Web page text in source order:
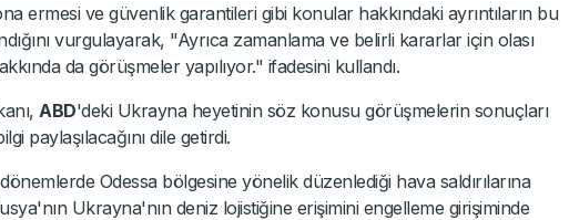
ermesi ve güvenlik garantileri gibi konular hakkındaki ayrıntıların bu
vurgulayarak, "Ayrıca zamanlama ve belirli kararlar için olası
da görüşmeler yapılıyor." ifadesini kullandı.
ABD'deki Ukrayna heyetinin söz konusu görüşmelerin sonuçları
paylaşılacağını dile getirdi.
Odessa bölgesine yönelik düzenlediği hava saldırılarına
Ukrayna'nın deniz lojistiğine erişimini engelleme girişiminde